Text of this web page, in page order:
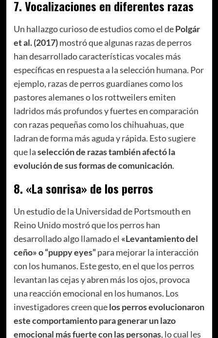
7.Vocalizaciones en diferentes razas
Un hallazgo curioso de estudios como el dePolgár
et al. (2017)mostró que algunas razas de perros
han desarrollado características vocales más
específicas en respuesta a la selección humana. Por
ejemplo, razas de perros guardianes como los
pastores alemanes o los rottweilers emiten
ladridos más profundos y fuertes en comparación
con razas pequeñas como los chihuahuas, que
ladran de forma más aguda y rápida. Esto sugiere
que laselección de razas también afectó la
evolución de sus formas de comunicación.
8. «La sonrisa» de los perros
Un estudio de la Universidad de Portsmouth en
Reino Unido mostró que los perros han
desarrollado algo llamado el «Levantamiento del
ceño» o “puppy eyes”para mejorar la interacción
con los humanos. Este gesto, en el que los perros
levantan las cejas y abren más los ojos, provoca
una reacción emocional en los humanos. Los
investigadores creen quelos perros evolucionaron
este comportamiento para generar un lazo
emocional más fuerte con las personas, lo cual les